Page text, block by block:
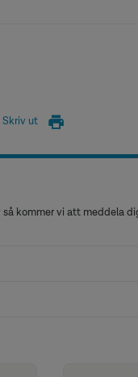
Skriv ut
så kommer vi att meddela